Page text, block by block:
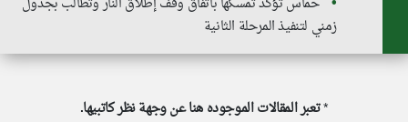
زمني لتنفيذ المرحلة الثانية
*تعبر المقالات الموجوده هنا عن وجهة نظر كاتبيها.